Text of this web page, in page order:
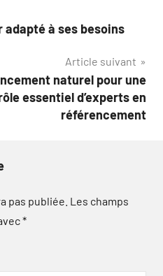
à ses besoins
Article suivant
naturel pour une
essentiel d’experts en
référencement
pas publiée. Les champs
*